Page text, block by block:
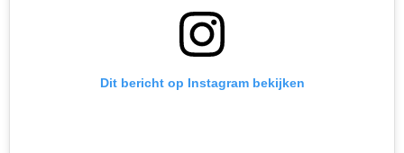
Dit bericht op Instagram bekijken